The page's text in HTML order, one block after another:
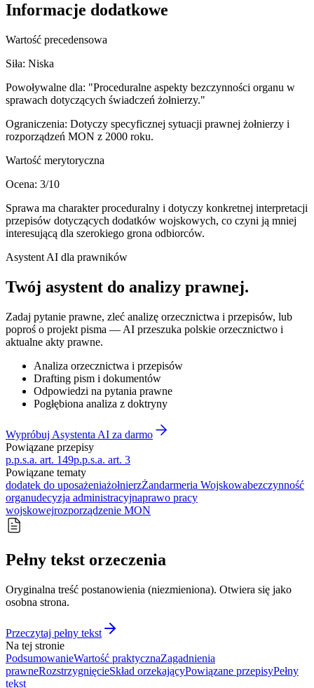
Informacje dodatkowe
Wartość precedensowa
Siła: Niska
Powoływalne dla: "Proceduralne aspekty bezczynności organu w
sprawach dotyczących świadczeń żołnierzy."
Ograniczenia: Dotyczy specyficznej sytuacji prawnej żołnierzy i
rozporządzeń MON z 2000 roku.
Wartość merytoryczna
Ocena: 3/10
Sprawa ma charakter proceduralny i dotyczy konkretnej interpretacji
przepisów dotyczących dodatków wojskowych, co czyni ją mniej
interesującą dla szerokiego grona odbiorców.
Asystent AI dla prawników
Twój asystent do analizy prawnej.
Zadaj pytanie prawne, zleć analizę orzecznictwa i przepisów, lub
poproś o projekt pisma — AI przeszuka polskie orzecznictwo i
aktualne akty prawne.
Analiza orzecznictwa i przepisów
Drafting pism i dokumentów
Odpowiedzi na pytania prawne
Pogłębiona analiza z doktryny
Wypróbuj Asystenta AI za darmo
Powiązane przepisy
p.p.s.a. art. 149p.p.s.a. art. 3
Powiązane tematy
dodatek do uposażeniażołnierzŻandarmeria Wojskowabezczynność
organudecyzja administracyjnaprawo pracy
wojskowejrozporządzenie MON
Pełny tekst orzeczenia
Oryginalna treść postanowienia (niezmieniona). Otwiera się jako
osobna strona.
Przeczytaj pełny tekst
Na tej stronie
PodsumowanieWartość praktycznaZagadnienia
prawneRozstrzygnięcieSkład orzekającyPowiązane przepisyPełny
tekst